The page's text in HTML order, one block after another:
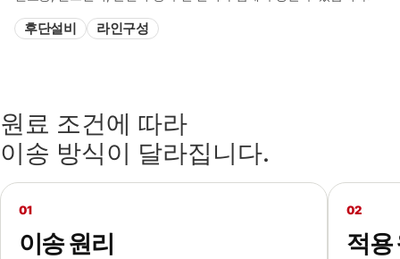
후단설비 라인구성
원료 조건에 따라
이송 방식이 달라집니다.
01
이송 원리
02
적용